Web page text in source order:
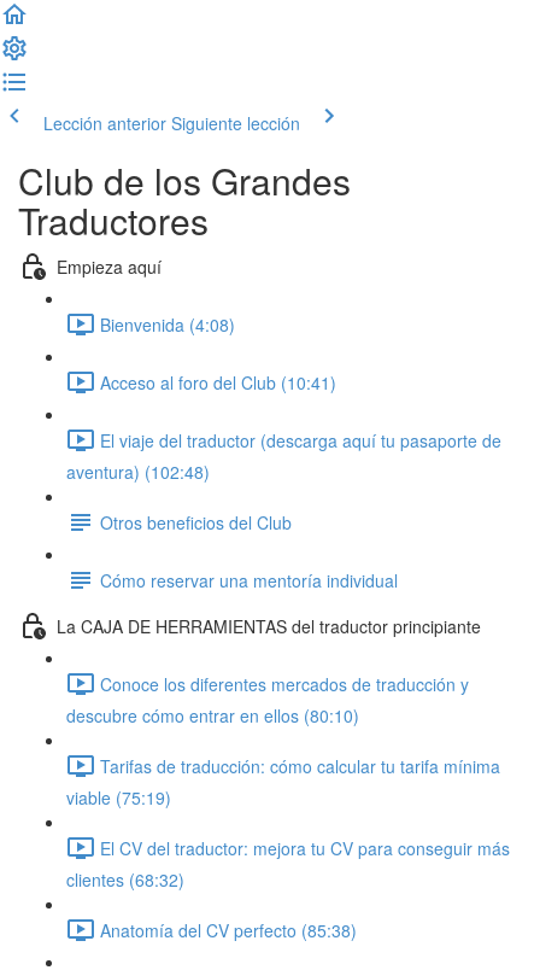
Lección anterior Siguiente lección
Club de los Grandes
Traductores
Empieza aquí
Bienvenida (4:08)
Acceso al foro del Club (10:41)
El viaje del traductor (descarga aquí tu pasaporte de
aventura) (102:48)
Otros beneficios del Club
Cómo reservar una mentoría individual
La CAJA DE HERRAMIENTAS del traductor principiante
Conoce los diferentes mercados de traducción y
descubre cómo entrar en ellos (80:10)
Tarifas de traducción: cómo calcular tu tarifa mínima
viable (75:19)
El CV del traductor: mejora tu CV para conseguir más
clientes (68:32)
Anatomía del CV perfecto (85:38)